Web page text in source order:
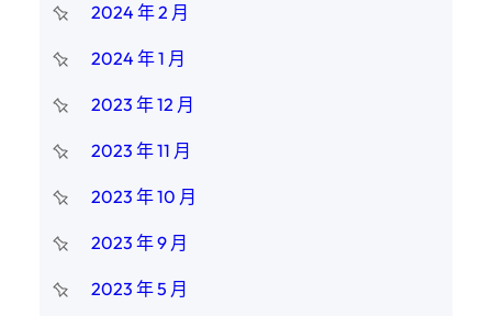
2024 年 2 月
2024 年 1 月
2023 年 12 月
2023 年 11 月
2023 年 10 月
2023 年 9 月
2023 年 5 月